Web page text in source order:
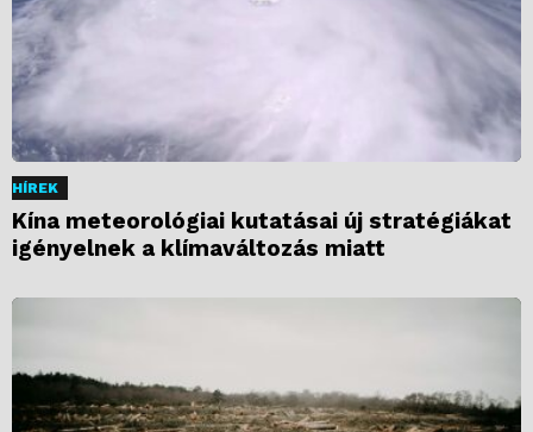
HÍREK
Kína meteorológiai kutatásai új stratégiákat
igényelnek a klímaváltozás miatt